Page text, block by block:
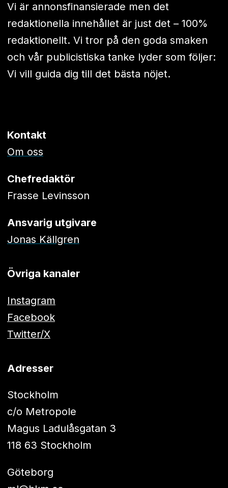
Vi är annonsfinansierade men det
redaktionella innehållet är just det – 100%
redaktionellt. Vi tror på den goda smaken
och vår publicistiska tanke lyder som följer:
Vi vill guida dig till det bästa nöjet.
Kontakt
Om oss
Chefredaktör
Frasse Levinsson
Ansvarig utgivare
Jonas Källgren
Övriga kanaler
Instagram
Facebook
Twitter/X
Adresser
Stockholm
c/o Metropole
Magus Ladulåsgatan 3
118 63 Stockholm
Göteborg